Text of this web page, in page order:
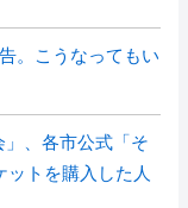
。こうなってもい
」、各市公式「そ
トを購入した人